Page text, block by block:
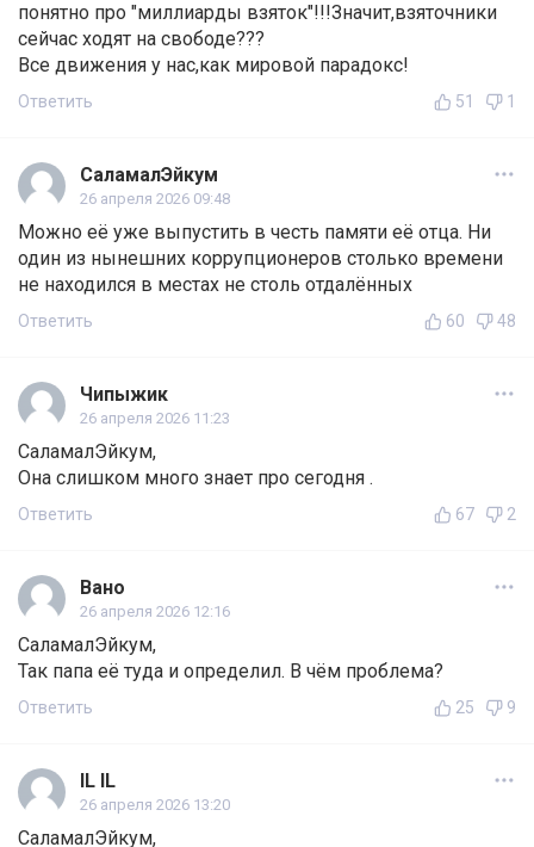
понятно про "миллиарды взяток"!!!Значит,взяточники
сейчас ходят на свободе???
Все движения у нас,как мировой парадокс!
Ответить 51 1
СаламалЭйкум
26 апреля 2026 09:48
Можно её уже выпустить в честь памяти её отца. Ни
один из нынешних коррупционеров столько времени
не находился в местах не столь отдалённых
Ответить 60 48
Чипыжик
26 апреля 2026 11:23
СаламалЭйкум,
Она слишком много знает про сегодня .
Ответить 67 2
Вано
26 апреля 2026 12:16
СаламалЭйкум,
Так папа её туда и определил. В чём проблема?
Ответить 25 9
IL IL
26 апреля 2026 13:20
СаламалЭйкум,